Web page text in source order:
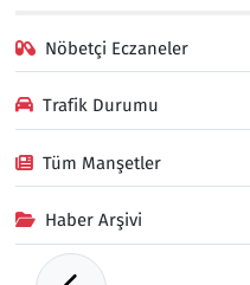
Nöbetçi Eczaneler
Trafik Durumu
Tüm Manşetler
Haber Arşivi